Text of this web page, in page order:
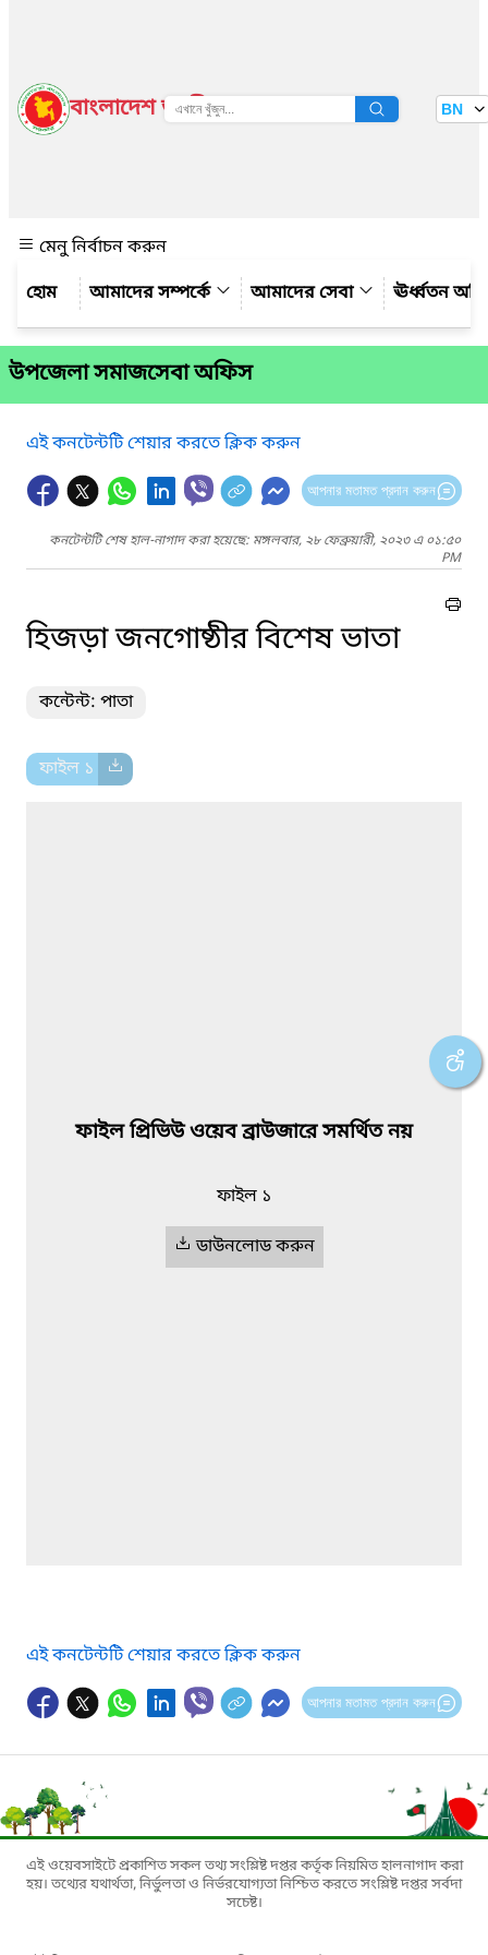
বাংলাদেশ জাতীয় তথ্য বাতায়ন BN
মেনু নির্বাচন করুন
আমাদের সম্পর্কে
আমাদের সেবা ঊর্ধ্বতন
উপজেলা সমাজসেবা অফিস
এই কনটেন্টটি শেয়ার করতে ক্লিক করুন
আপনার মতামত প্রদান করুন
কনটেন্টটি শেষ হাল-নাগাদ করা হয়েছে: মঙ্গলবার, ২৮ ফেব্রুয়ারী, ২০২৩ এ ০১:৫০
PM
হিজড়া জনগোষ্ঠীর বিশেষ ভাতা
কন্টেন্ট: পাতা
ফাইল ১
ফাইল প্রিভিউ ওয়েব ব্রাউজারে সমর্থিত নয়
ফাইল ১
ডাউনলোড করুন
এই কনটেন্টটি শেয়ার করতে ক্লিক করুন
আপনার মতামত প্রদান করুন
এই ওয়েবসাইটে প্রকাশিত সকল তথ্য সংশ্লিষ্ট দপ্তর কর্তৃক নিয়মিত হালনাগাদ করা
হয়। তথ্যের যথার্থতা, নির্ভুলতা ও নির্ভরযোগ্যতা নিশ্চিত করতে সংশ্লিষ্ট দপ্তর সর্বদা
সচেষ্ট।